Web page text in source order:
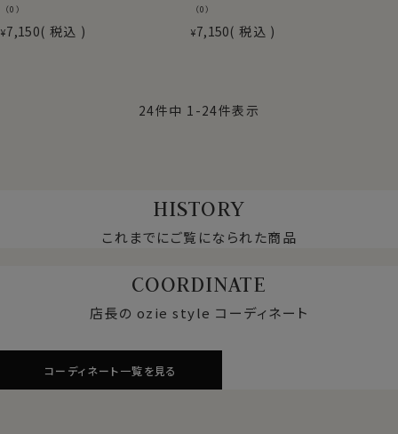
（0）
¥7,150 税込
（0）
¥7,150 税込
24件中 1 -24件表示
HISTORY
これまでにご覧になられた商品
COORDINATE
店長の ozie style コーディネート
コーディネート一覧を見る